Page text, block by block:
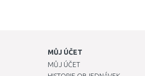
MŮJ ÚČET
MŮJ ÚČET